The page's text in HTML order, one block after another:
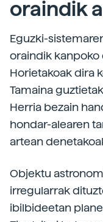
oraindik
Eguzki-
oraindik kanpoko
Horietakoak dira
Tamaina
Herria bezain
hondar-alearen
artean
Objektu
irregularrak
ibilbideetan